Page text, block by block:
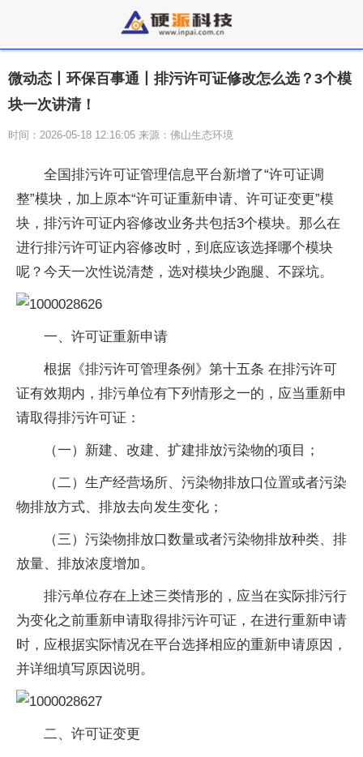
微动态丨环保百事通丨排污许可证修改怎么选？3个模
块一次讲清！
时间：2026-05-18 12:16:05 来源：佛山生态环境
全国排污许可证管理信息平台新增了“许可证调
整”模块，加上原本“许可证重新申请、许可证变更”模
块，排污许可证内容修改业务共包括3个模块。那么在
进行排污许可证内容修改时，到底应该选择哪个模块
呢？今天一次性说清楚，选对模块少跑腿、不踩坑。
一、许可证重新申请
根据《排污许可管理条例》第十五条 在排污许可
证有效期内，排污单位有下列情形之一的，应当重新申
请取得排污许可证：
（一）新建、改建、扩建排放污染物的项目；
（二）生产经营场所、污染物排放口位置或者污染
物排放方式、排放去向发生变化；
（三）污染物排放口数量或者污染物排放种类、排
放量、排放浓度增加。
排污单位存在上述三类情形的，应当在实际排污行
为变化之前重新申请取得排污许可证，在进行重新申请
时，应根据实际情况在平台选择相应的重新申请原因，
并详细填写原因说明。
二、许可证变更